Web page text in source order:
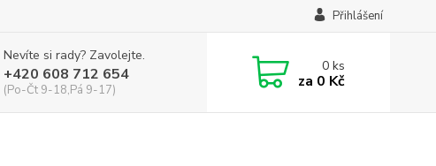
Přihlášení
Nevíte si rady? Zavolejte.
+420 608 712 654
(Po-Čt 9-18,Pá 9-17)
0ks
za 0 Kč